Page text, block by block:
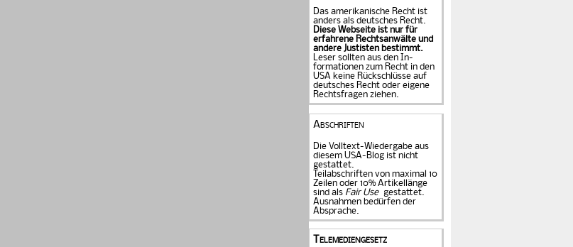
Das amerikanische Recht ist
anders als deutsches Recht.
Diese Webseite ist nur für
erfahrene Rechtsanwälte und
andere Justisten be­stimmt.
Leser sollten aus den In­
formationen zum Recht in den
USA keine Rückschlüsse auf
deutsches Recht oder eigene
Rechtsfragen ziehen.
Abschriften
Die Volltext-Wiedergabe aus
diesem USA-Blog ist nicht
gestattet.
Teilabschriften von maximal 10
Zeilen oder 10% Artikellänge
sind als Fair Use
gestattet.
Ausnahmen bedürfen der
Absprache.
Telemediengesetz